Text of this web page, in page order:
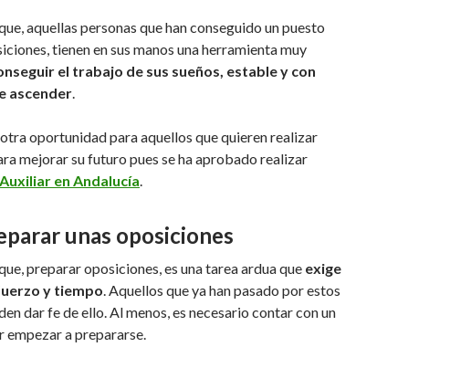
aquellas personas que han conseguido un puesto
tienen en sus manos una herramienta muy
el trabajo de sus sueños, estable y con
ascender.
oportunidad para aquellos que quieren realizar
mejorar su futuro pues se ha aprobado realizar
en Andalucía.
unas oposiciones
preparar oposiciones, es una tarea ardua que exige
y tiempo. Aquellos que ya han pasado por estos
dar fe de ello. Al menos, es necesario contar con un
empezar a prepararse.